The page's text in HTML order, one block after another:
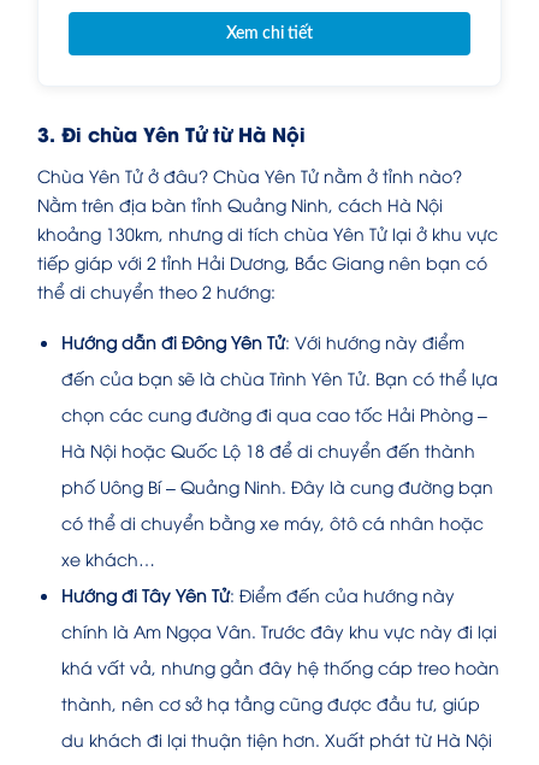
Xem chi tiết
3. Đi chùa Yên Tử từ Hà Nội
Chùa Yên Tử ở đâu? Chùa Yên Tử nằm ở tỉnh nào?
Nằm trên địa bàn tỉnh Quảng Ninh, cách Hà Nội
khoảng 130km, nhưng di tích chùa Yên Tử lại ở khu vực
tiếp giáp với 2 tỉnh Hải Dương, Bắc Giang nên bạn có
thể di chuyển theo 2 hướng:
Hướng dẫn đi Đông Yên Tử: Với hướng này điểm
đến của bạn sẽ là chùa Trình Yên Tử. Bạn có thể lựa
chọn các cung đường đi qua cao tốc Hải Phòng –
Hà Nội hoặc Quốc Lộ 18 để di chuyển đến thành
phố Uông Bí – Quảng Ninh. Đây là cung đường bạn
có thể di chuyển bằng xe máy, ôtô cá nhân hoặc
xe khách…
Hướng đi Tây Yên Tử: Điểm đến của hướng này
chính là Am Ngọa Vân. Trước đây khu vực này đi lại
khá vất vả, nhưng gần đây hệ thống cáp treo hoàn
thành, nên cơ sở hạ tầng cũng được đầu tư, giúp
du khách đi lại thuận tiện hơn. Xuất phát từ Hà Nội